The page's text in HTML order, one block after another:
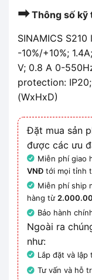
➡Thông số kỹ
SINAMICS
-10%/+10%;
V; 0.8 A 0-
protection:
(WxHxD)
Đặt mua sản
được các ưu
Miễn phí giao
VNĐ tới mọi tỉnh
Miễn phí ship
hàng từ
Bảo hành
Ngoài ra
như:
Lắp đặt và
Tư vấn và hỗ